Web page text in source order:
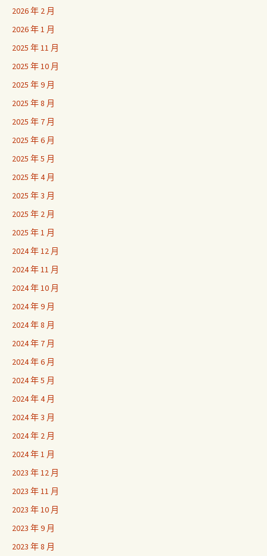
2026 年 2 月
2026 年 1 月
2025 年 11 月
2025 年 10 月
2025 年 9 月
2025 年 8 月
2025 年 7 月
2025 年 6 月
2025 年 5 月
2025 年 4 月
2025 年 3 月
2025 年 2 月
2025 年 1 月
2024 年 12 月
2024 年 11 月
2024 年 10 月
2024 年 9 月
2024 年 8 月
2024 年 7 月
2024 年 6 月
2024 年 5 月
2024 年 4 月
2024 年 3 月
2024 年 2 月
2024 年 1 月
2023 年 12 月
2023 年 11 月
2023 年 10 月
2023 年 9 月
2023 年 8 月